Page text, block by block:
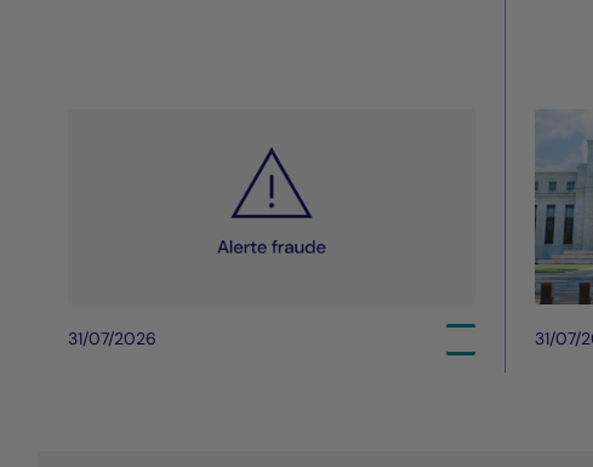
31/07/2026 31/07/